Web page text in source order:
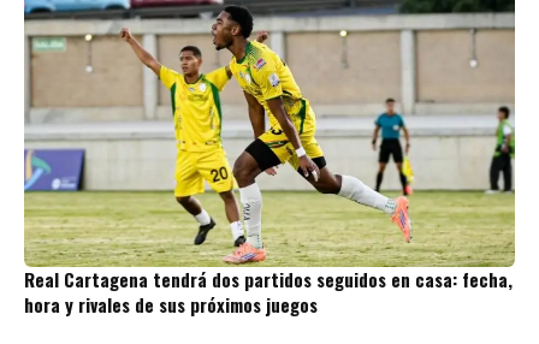
Real Cartagena tendrá dos partidos seguidos en casa: fecha,
hora y rivales de sus próximos juegos